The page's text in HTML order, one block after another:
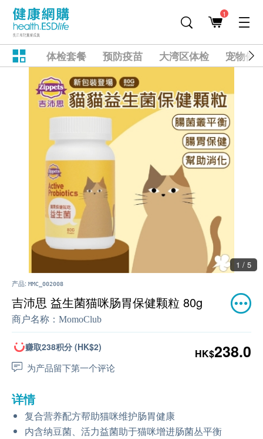
1
体检套餐 预防疫苗 大湾区体检 宠物健
1 / 5
产品: MMC_002008
吉沛思 益生菌猫咪肠胃保健颗粒 80g
商户名称： MomoClub
赚取238积分 (HK$2)
为产品留下第一个评论
HK$238.0
详情
复合营养配方帮助猫咪维护肠胃健康
内含纳豆菌、活力益菌助于猫咪增进肠菌丛平衡